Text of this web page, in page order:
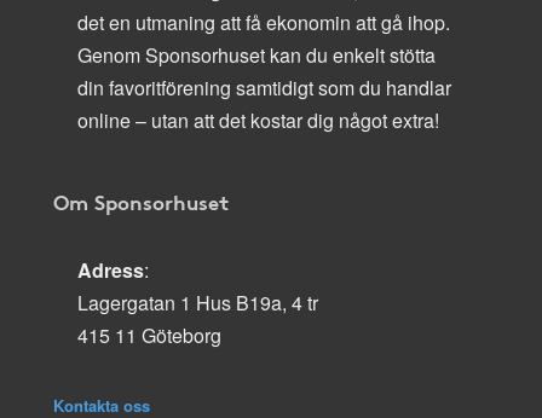
det en utmaning att få ekonomin att gå ihop.
Genom Sponsorhuset kan du enkelt stötta
din favoritförening samtidigt som du handlar
online – utan att det kostar dig något extra!
Om Sponsorhuset
Adress:
Lagergatan 1 Hus B19a, 4 tr
415 11 Göteborg
Kontakta oss